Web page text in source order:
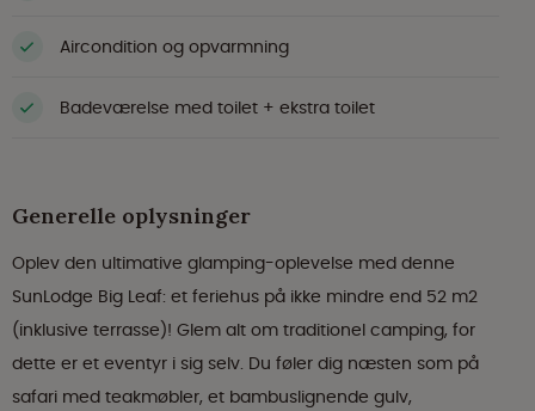
Aircondition og opvarmning
Badeværelse med toilet + ekstra toilet
Generelle oplysninger
Oplev den ultimative glamping-oplevelse med denne
SunLodge Big Leaf: et feriehus på ikke mindre end 52 m2
(inklusive terrasse)! Glem alt om traditionel camping, for
dette er et eventyr i sig selv. Du føler dig næsten som på
safari med teakmøbler, et bambuslignende gulv,